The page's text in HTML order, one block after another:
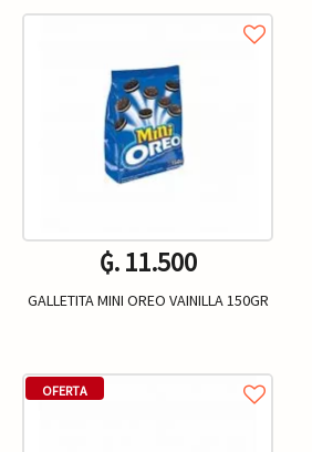
₲. 11.500
GALLETITA MINI OREO VAINILLA 150GR
OFERTA